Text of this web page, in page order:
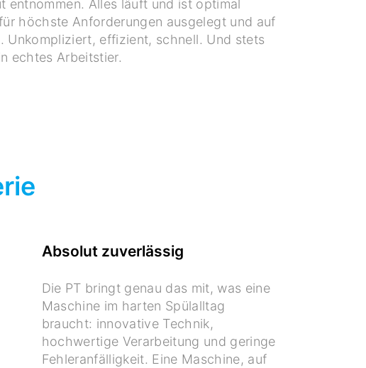
entnommen. Alles läuft und ist optimal
höchste Anforderungen ausgelegt und auf
Unkompliziert, effizient, schnell. Und stets
echtes Arbeitstier.
Absolut zuverlässig
Die PT bringt genau das mit, was eine
Maschine im harten Spülalltag
braucht: innovative Technik,
hochwertige Verarbeitung und geringe
Fehleranfälligkeit. Eine Maschine, auf